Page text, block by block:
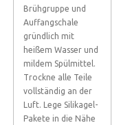
Brühgruppe und
Auffangschale
gründlich mit
heißem Wasser und
mildem Spülmittel.
Trockne alle Teile
vollständig an der
Luft. Lege Silikagel-
Pakete in die Nähe